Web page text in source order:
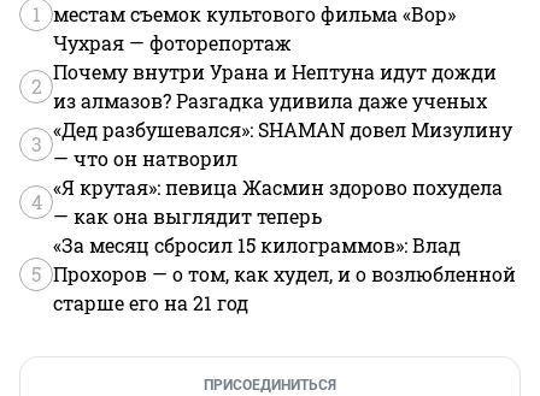
1 местам съемок культового фильма «Вор»
Чухрая — фоторепортаж
2
Почему внутри Урана и Нептуна идут дожди
из алмазов? Разгадка удивила даже ученых
3
«Дед разбушевался»: SHAMAN довел Мизулину
— что он натворил
4
«Я крутая»: певица Жасмин здорово похудела
— как она выглядит теперь
5
«За месяц сбросил 15 килограммов»: Влад
Прохоров — о том, как худел, и о возлюбленной
старше его на 21 год
ПРИСОЕДИНИТЬСЯ